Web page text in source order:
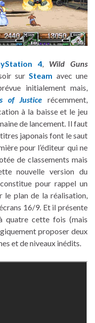
4, Wild Guns
surSteam avec une
initialement mais,
of Justice récemment,
à la baisse et le jeu
de lancement. Il faut
japonais font le saut
pour l’éditeur qui ne
de classements mais
nouvelle version du
constitue pour rappel un
le plan de la réalisation,
16/9. Et il présente
quatre cette fois (mais
proposer deux
et de niveaux inédits.